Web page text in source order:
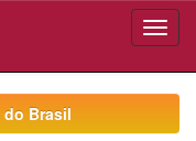
do Brasil